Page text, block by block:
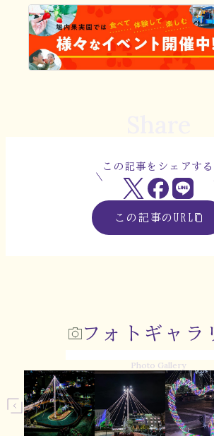
この記事をシェアする
この記事のURL
フォトギャラ
Photo Gallery